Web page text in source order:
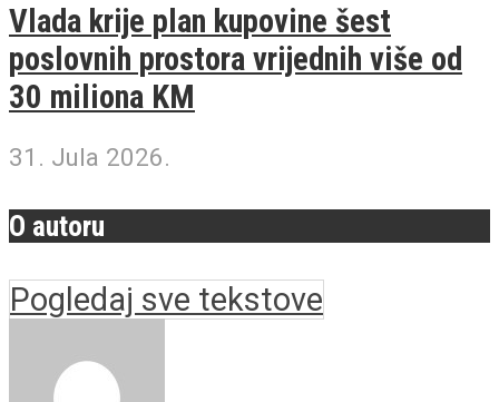
Vlada krije plan kupovine šest
poslovnih prostora vrijednih više od
30 miliona KM
31. Jula 2026.
O autoru
Pogledaj sve tekstove